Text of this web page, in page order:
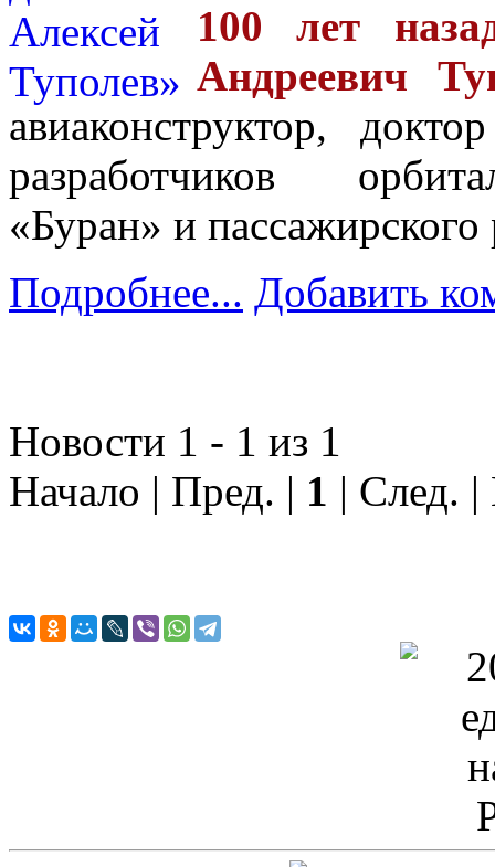
100 лет
Андреевич
авиаконструктор,
разработчиков
«Буран» и
Подробнее... Добавить
Новости 1 - 1 из 1
Начало | Пред. | 1 | След.